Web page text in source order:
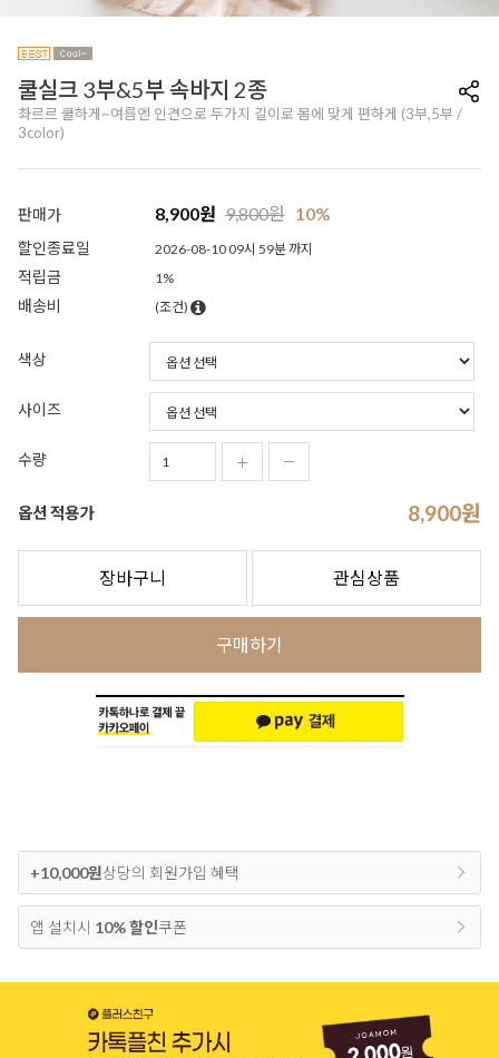
쿨실크 3부&5부 속바지 2종
촤르르 쿨하게~여름엔 인견으로 두가지 길이로 몸에 맞게 편하게 (3부,5부 /
3color)
판매가 8,900원 9,800원 10%
할인종료일 2026-08-10 09시 59분 까지
적립금 1%
배송비 (조건)
색상
사이즈
수량
옵션 적용가 8,900원
장바구니 관심상품
구매하기
+10,000원상당의 회원가입 혜택
앱 설치시 10% 할인쿠폰